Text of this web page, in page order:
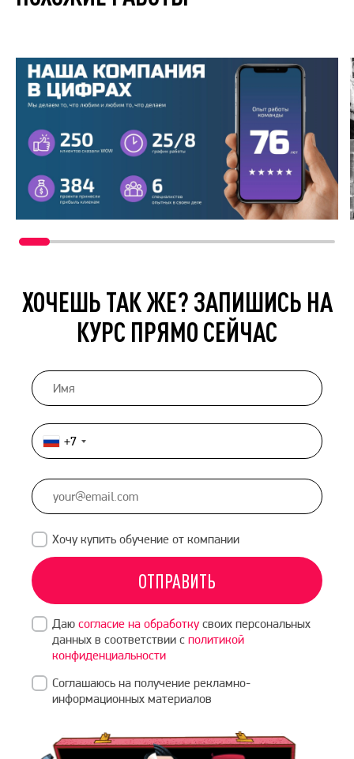
ХОЧЕШЬ ТАК ЖЕ? ЗАПИШИСЬ НА
КУРС ПРЯМО СЕЙЧАС
Россия
+7
+7
Хочу купить обучение от компании
ОТПРАВИТЬ
Даю согласие на обработкусвоих персональных
данных в соответствии с политикой
конфиденциальности
Соглашаюсь на получение рекламно-
информационных материалов